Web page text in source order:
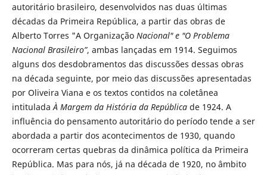
autoritário brasileiro, desenvolvidos nas duas últimas
décadas da Primeira República, a partir das obras de
Alberto Torres "A OrganizaçãoNacional" e "O Problema
Nacional Brasileiro”, ambas lançadas em 1914. Seguimos
alguns dos desdobramentos das discussões dessas obras
na década seguinte, por meio das discussões apresentadas
por Oliveira Viana e os textos contidos na coletânea
intitulada À Margem da História da Repúblicade 1924. A
influência do pensamento autoritário do período tende a ser
abordada a partir dos acontecimentos de 1930, quando
ocorreram certas quebras da dinâmica política da Primeira
República. Mas para nós, já na década de 1920, no âmbito